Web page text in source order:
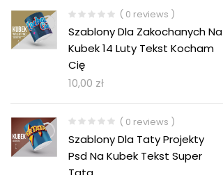
( 0 reviews )
Szablony Dla Zakochanych Na
Kubek 14 Luty Tekst Kocham
Cię
10,00 zł
( 0 reviews )
Szablony Dla Taty Projekty
Psd Na Kubek Tekst Super